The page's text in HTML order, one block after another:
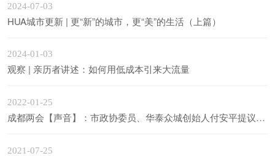
2024-07-03
HUA城市更新 | 更“新”的城市，更“美”的生活（上篇）
2024-01-03
观察 | 亲历者讲述：如何用低成本引来大流量
2022-01-25
成都两会【声音】：市政协委员、华泰众城创始人付安平提议“蜀风国潮”助力成都城市品牌，提升世界文化名城影响力
2021-07-25